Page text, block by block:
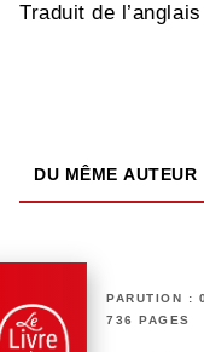
Traduit de
DU MÊME AUTEUR
PARUTION :
736 PAGES